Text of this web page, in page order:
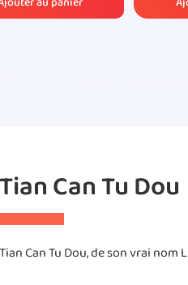
Tian Can Tu Dou
Tian Can Tu Dou, de son vrai nom